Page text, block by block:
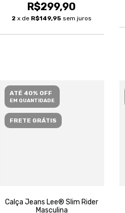
R$299,90
2 x de R$149,95 sem juros
ATÉ 40% OFF
EM QUANTIDADE
FRETE GRÁTIS
Calça Jeans Lee® Slim Rider
Masculina